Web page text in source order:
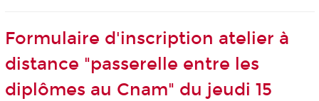
Formulaire d'inscription atelier à
distance "passerelle entre les
diplômes au Cnam" du jeudi 15